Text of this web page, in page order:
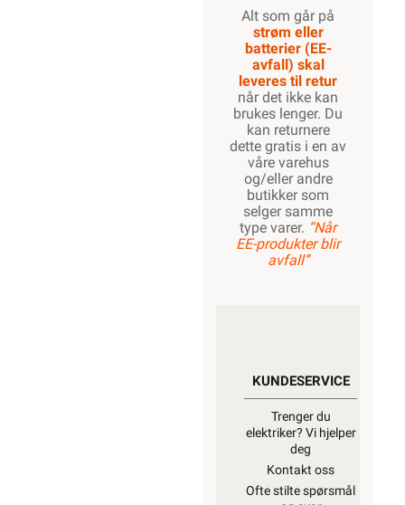
Alt som går på
strøm eller
batterier (EE-
avfall) skal
leveres til retur
når det ikke kan
brukes lenger. Du
kan returnere
dette gratis i en av
våre varehus
og/eller andre
butikker som
selger samme
type varer. “Når
EE-produkter blir
avfall”
KUNDESERVICE
Trenger du
elektriker? Vi hjelper
deg
Kontakt oss
Ofte stilte spørsmål